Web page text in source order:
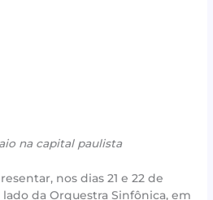
na capital paulista
nos dias 21 e 22 de
lado da Orquestra Sinfônica, em